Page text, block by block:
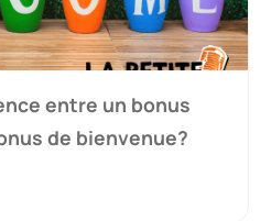
entre un bonus
de bienvenue?